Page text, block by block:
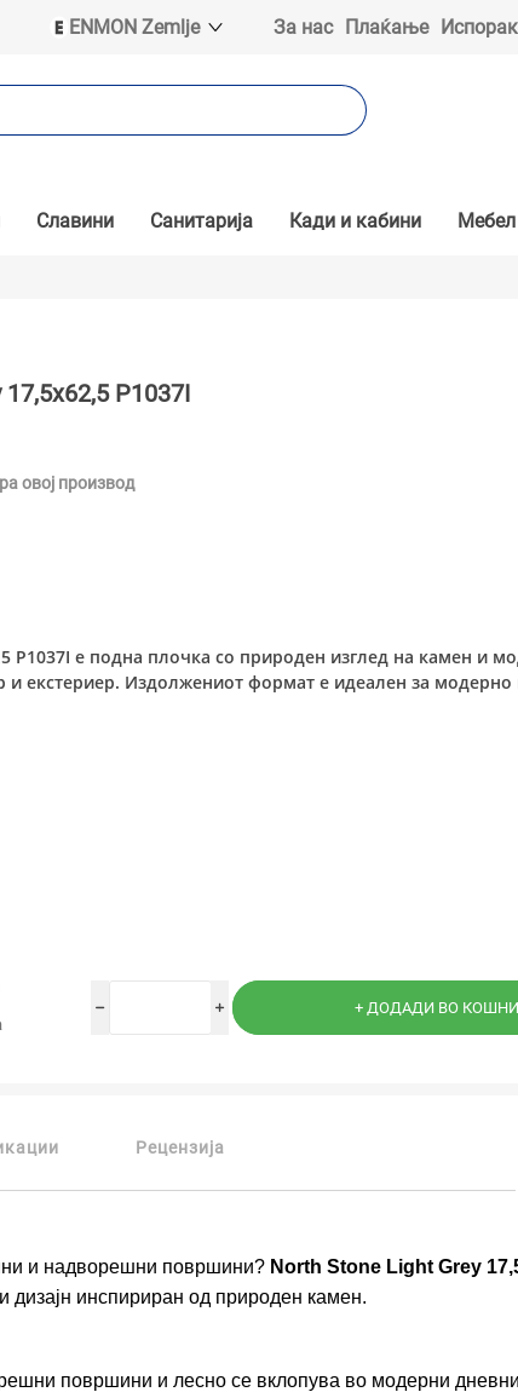
ENMON Zemlje
ENMON BIH
ENMON MKD
За нас Плаќање
Славини Санитарија Кади и кабини
P1037I
овој производ
P1037I е подна плочка со природен изглед на камен и
и екстериер. Издолжениот формат е идеален за
i
h
Рецензија
и надворешни површини? North Stone Light Grey
дизајн инспириран од природен камен.
површини и лесно се вклопува во модерни